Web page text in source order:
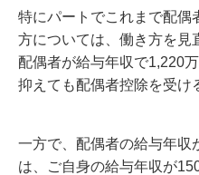
特にパートでこれまで配偶
方については、働き方を見
配偶者が給与年収で1,220
抑えても配偶者控除を受け
一方で、配偶者の給与年収
は、ご自身の給与年収が